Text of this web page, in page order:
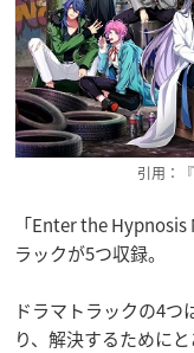
引用：
「Enter the
ラックが5つ収録。
ドラマトラックの4つ
り、解決するために